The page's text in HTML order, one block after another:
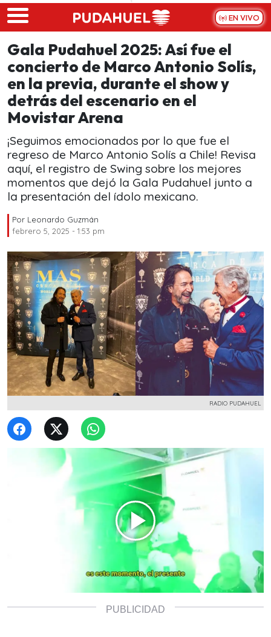
Skip to main content
EN VIVO
Gala Pudahuel 2025: Así fue el
concierto de Marco Antonio Solís,
en la previa, durante el show y
detrás del escenario en el
Movistar Arena
¡Seguimos emocionados por lo que fue el
regreso de Marco Antonio Solís a Chile! Revisa
aquí, el registro de Swing sobre los mejores
momentos que dejó la Gala Pudahuel junto a
la presentación del ídolo mexicano.
Por Leonardo Guzmán
febrero 5, 2025 - 1:53 pm
RADIO PUDAHUEL